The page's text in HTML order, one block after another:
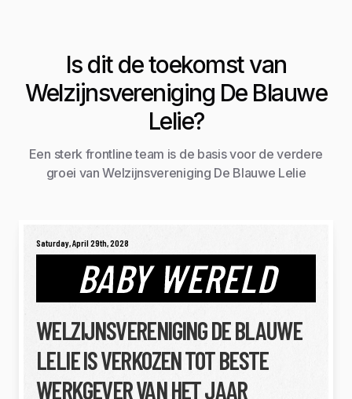
Saturday, April 29th, 2028
BABY WERELD
WELZIJNSVERENIGING DE BLAUWE
LELIE IS VERKOZEN TOT BESTE
WERKGEVER VAN HET JAAR
Is dit de toekomst van
Welzijnsvereniging De Blauwe
Lelie?
Een sterk frontline team is de basis voor de verdere
groei van Welzijnsvereniging De Blauwe Lelie